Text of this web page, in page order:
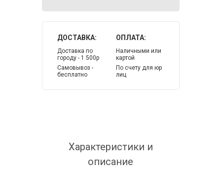
ДОСТАВКА:
Доставка по
городу - 1 500р
Самовывоз -
бесплатно
ОПЛАТА:
Наличными или
картой
По счету для юр
лиц
Характеристики и
описание